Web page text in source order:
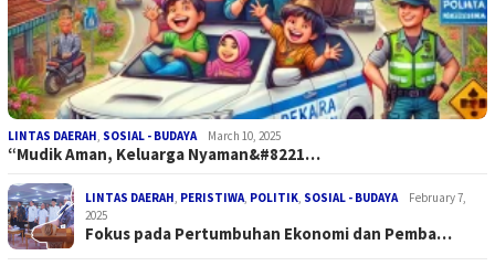
LINTAS DAERAH SOSIAL - BUDAYA March 10, 2025
“Mudik Aman, Keluarga Nyaman&#8221…
LINTAS DAERAH PERISTIWA POLITIK SOSIAL - BUDAYA
February 7,
2025
Fokus pada Pertumbuhan Ekonomi dan Pemba…